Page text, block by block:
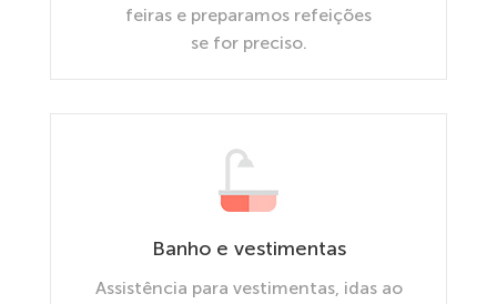
feiras e preparamos refeições
se for preciso.
Banho e vestimentas
Assistência para vestimentas, idas ao